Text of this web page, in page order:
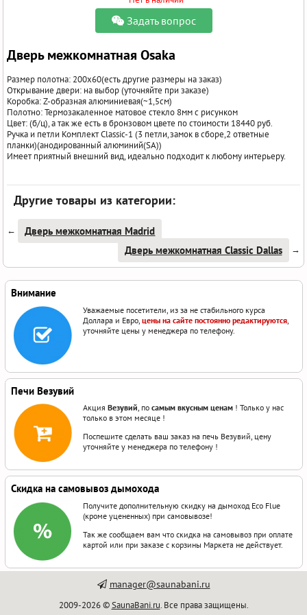
Задать вопрос
Дверь межкомнатная Osaka
Размер полотна: 200x60(есть другие размеры на заказ)
Открывание двери: на выбор (уточняйте при заказе)
Коробка: Z-образная алюминиевая(~1,5см)
Полотно: Термозакаленное матовое стекло 8мм с рисунком
Цвет: (б/ц), а так же есть в бронзовом цвете по стоимости 18440 руб.
Ручка и петли Комплект Classic-1 (3 петли,замок в сборе,2 ответные
планки)(анодированный алюминий(SA))
Имеет приятный внешний вид, идеально подходит к любому интерьеру.
Другие товары из категории:
←
Дверь межкомнатная Madrid
Дверь межкомнатная Classic Dallas
→
Внимание
Уважаемые посетители, из за не стабильного курса
Доллара и Евро,цены на сайте постоянно редактируются
уточняйте цены у менеджера по телефону.
Печи Везувий
АкцияВезувий, посамым вкусным ценам ! Только у нас
только в этом месяце !
Поспешите сделать ваш заказ на печь Везувий, цену
уточняйте у менеджера по телефону !
Скидка на самовывоз дымохода
Получите дополнительную скидку на дымоход Eco Flue
(кроме уцененных) при самовывозе!
Так же сообщаем вам что скидка на самовывоз при оплате
картой или при заказе с корзины Маркета не действует.
manager@saunabani.ru
2009-2026 ©SaunaBani.ru. Все права защищены.